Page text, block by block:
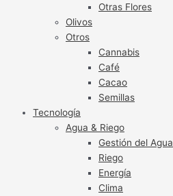
Otras Flores
Olivos
Otros
Cannabis
Café
Cacao
Semillas
Tecnología
Agua & Riego
Gestión del Agua
Riego
Energía
Clima